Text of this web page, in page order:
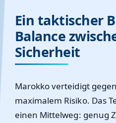
Ein taktischer
Balance
Sicherheit
Marokko verteidigt
maximalem Risiko. Das
einen Mittelweg: genug